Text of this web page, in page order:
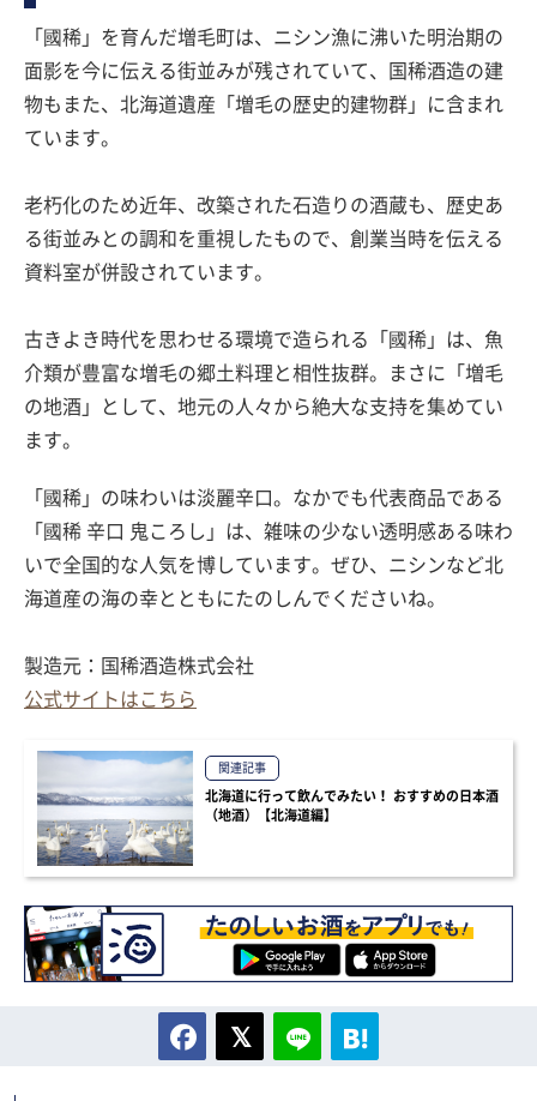
「國稀」を育んだ増毛町は、ニシン漁に沸いた明治期の
面影を今に伝える街並みが残されていて、国稀酒造の建
物もまた、北海道遺産「増毛の歴史的建物群」に含まれ
ています。
老朽化のため近年、改築された石造りの酒蔵も、歴史あ
る街並みとの調和を重視したもので、創業当時を伝える
資料室が併設されています。
古きよき時代を思わせる環境で造られる「國稀」は、魚
介類が豊富な増毛の郷土料理と相性抜群。まさに「増毛
の地酒」として、地元の人々から絶大な支持を集めてい
ます。
「國稀」の味わいは淡麗辛口。なかでも代表商品である
「國稀 辛口 鬼ころし」は、雑味の少ない透明感ある味わ
いで全国的な人気を博しています。ぜひ、ニシンなど北
海道産の海の幸とともにたのしんでくださいね。
製造元：国稀酒造株式会社
公式サイトはこちら
関連記事
北海道に行って飲んでみたい！ おすすめの日本酒
（地酒）【北海道編】